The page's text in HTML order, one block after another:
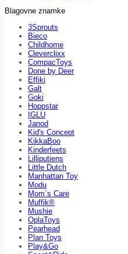
Blagovne znamke
3Sprouts
Bieco
Childhome
Cleverclixx
CompacToys
Done by Deer
Effiki
Galt
Goki
Hoppstar
IGLU
Janod
Kid's Concept
KikkaBoo
Kinderfeets
Lilliputiens
Little Dutch
Manhattan Toy
Modu
Mom`s Care
Muffik®
Mushie
OplaToys
Pearhead
Plan Toys
Play&Go